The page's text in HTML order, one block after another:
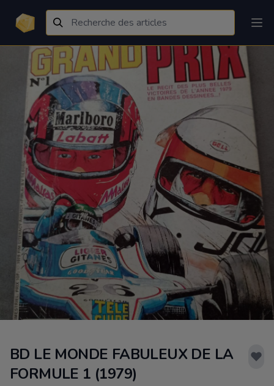
BD LE MONDE FABULEUX DE LA
FORMULE 1 (1979)